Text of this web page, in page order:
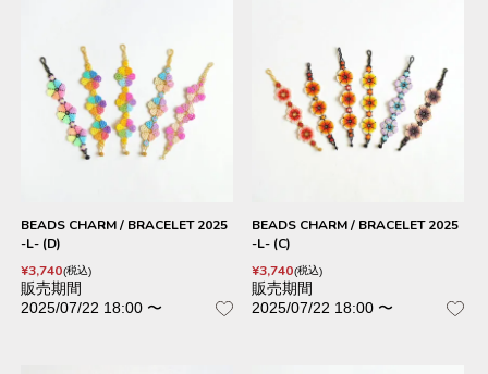
BEADS CHARM / BRACELET 2025
-L- (D)
¥3,740 税込
販売期間
2025/07/22 18:00 〜
BEADS CHARM / BRACELET 2025
-L- (C)
¥3,740 税込
販売期間
2025/07/22 18:00 〜